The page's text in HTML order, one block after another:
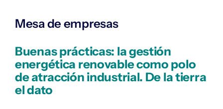
Mesa de empresas
Buenas prácticas: la gestión
energética renovable como polo
de atracción industrial. De la tierra
el dato